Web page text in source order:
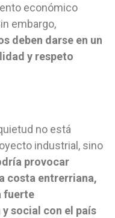
económico
embargo,
deben darse en un
y respeto
no está
industrial, sino
provocar
costa entrerriana,
fuerte
social con el país